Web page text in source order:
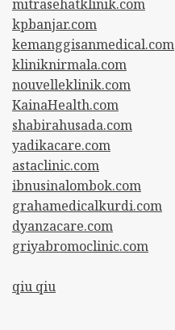
mitrasehatklinik.com
kpbanjar.com
kemanggisanmedical.com
kliniknirmala.com
nouvelleklinik.com
KainaHealth.com
shabirahusada.com
yadikacare.com
astaclinic.com
ibnusinalombok.com
grahamedicalkurdi.com
dyanzacare.com
griyabromoclinic.com
qiu qiu